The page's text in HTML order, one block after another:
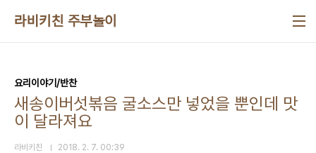
라비키친 주부놀이
요리이야기/반찬
새송이버섯볶음 굴소스만 넣었을 뿐인데 맛
이 달라져요
라비키친 2018. 2. 7. 00:39